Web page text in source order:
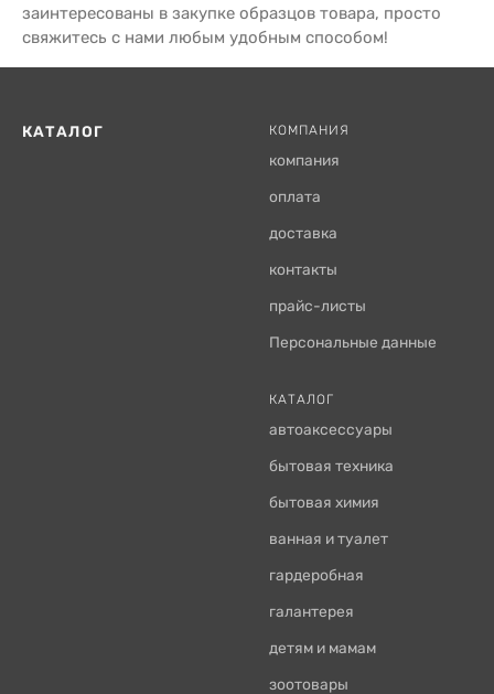
заинтересованы в закупке образцов товара, просто
свяжитесь с нами любым удобным способом!
КАТАЛОГ КОМПАНИЯ
компания
оплата
доставка
контакты
прайс-листы
Персональные данные
КАТАЛОГ
автоаксессуары
бытовая техника
бытовая химия
ванная и туалет
гардеробная
галантерея
детям и мамам
зоотовары